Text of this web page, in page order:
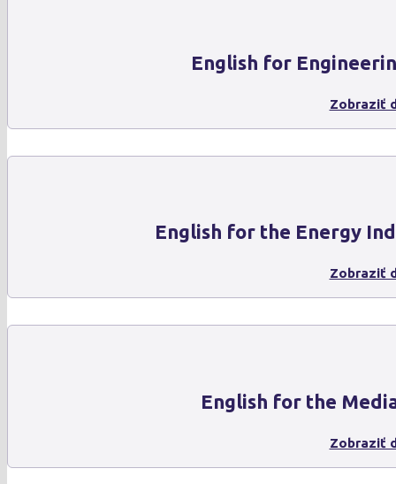
English for
Zobraziť
English for the Energy
Zobraziť
English for the
Zobraziť